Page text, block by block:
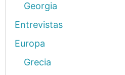
Georgia
Entrevistas
Europa
Grecia